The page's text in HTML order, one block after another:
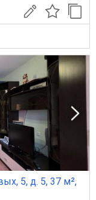
5, д. 5, 37 м²,